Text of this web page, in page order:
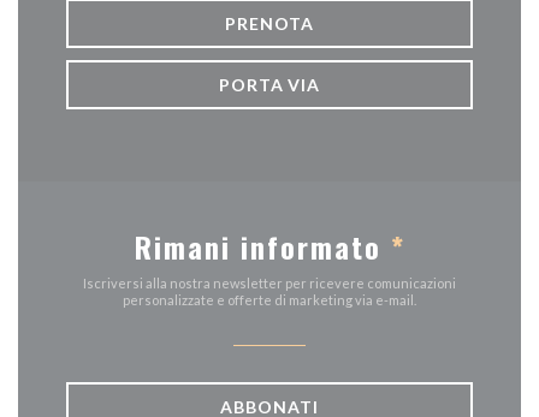
PRENOTA
PORTA VIA
Rimani informato *
Iscriversi alla nostra newsletter per ricevere comunicazioni
personalizzate e offerte di marketing via e-mail.
ABBONATI